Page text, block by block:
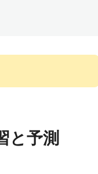
と予測